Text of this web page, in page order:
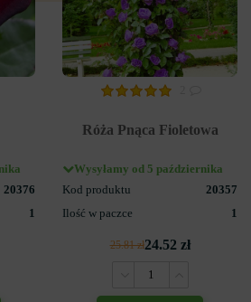
20376
1
Róża Pnąca Fioletowa
Wysyłamy od 5 października
Kod produktu
20357
Ilość w paczce
1
25.81 zł24.52 zł